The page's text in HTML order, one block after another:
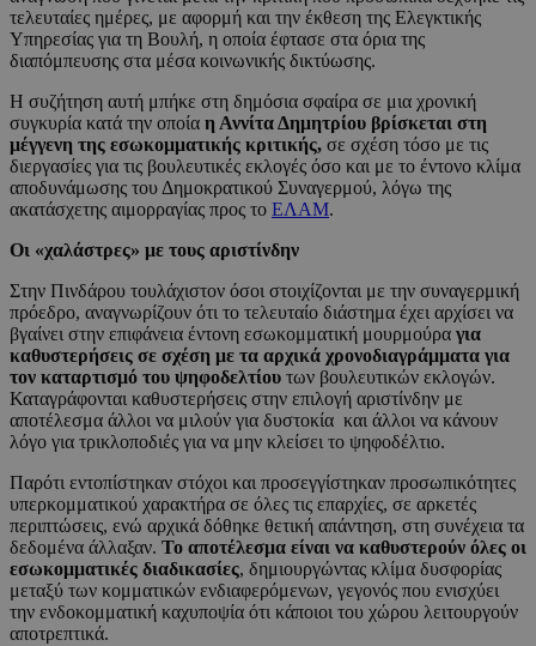
τελευταίες ημέρες, με αφορμή και την έκθεση της Ελεγκτικής
Υπηρεσίας για τη Βουλή, η οποία έφτασε στα όρια της
διαπόμπευσης στα μέσα κοινωνικής δικτύωσης.
Η συζήτηση αυτή μπήκε στη δημόσια σφαίρα σε μια χρονική
συγκυρία κατά την οποία η Αννίτα Δημητρίου βρίσκεται στη
μέγγενη της εσωκομματικής κριτικής, σε σχέση τόσο με τις
διεργασίες για τις βουλευτικές εκλογές όσο και με το έντονο κλίμα
αποδυνάμωσης του Δημοκρατικού Συναγερμού, λόγω της
ακατάσχετης αιμορραγίας προς το ΕΛΑΜ.
Οι «χαλάστρες» με τους αριστίνδην
Στην Πινδάρου τουλάχιστον όσοι στοιχίζονται με την συναγερμική
πρόεδρο, αναγνωρίζουν ότι το τελευταίο διάστημα έχει αρχίσει να
βγαίνει στην επιφάνεια έντονη εσωκομματική μουρμούρα για
καθυστερήσεις σε σχέση με τα αρχικά χρονοδιαγράμματα για
τον καταρτισμό του ψηφοδελτίου των βουλευτικών εκλογών.
Καταγράφονται καθυστερήσεις στην επιλογή αριστίνδην με
αποτέλεσμα άλλοι να μιλούν για δυστοκία και άλλοι να κάνουν
λόγο για τρικλοποδιές για να μην κλείσει το ψηφοδέλτιο.
Παρότι εντοπίστηκαν στόχοι και προσεγγίστηκαν προσωπικότητες
υπερκομματικού χαρακτήρα σε όλες τις επαρχίες, σε αρκετές
περιπτώσεις, ενώ αρχικά δόθηκε θετική απάντηση, στη συνέχεια τα
δεδομένα άλλαξαν. Το αποτέλεσμα είναι να καθυστερούν όλες οι
εσωκομματικές διαδικασίες, δημιουργώντας κλίμα δυσφορίας
μεταξύ των κομματικών ενδιαφερόμενων, γεγονός που ενισχύει
την ενδοκομματική καχυποψία ότι κάποιοι του χώρου λειτουργούν
αποτρεπτικά.